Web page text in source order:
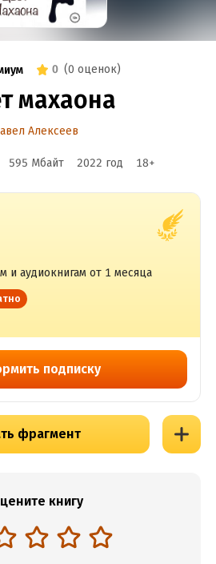
0 (0 оценок)
махаона
Алексеев
595 Мбайт 2022 год 18+
и аудиокнигам от 1 месяца
подписку
фрагмент
книгу